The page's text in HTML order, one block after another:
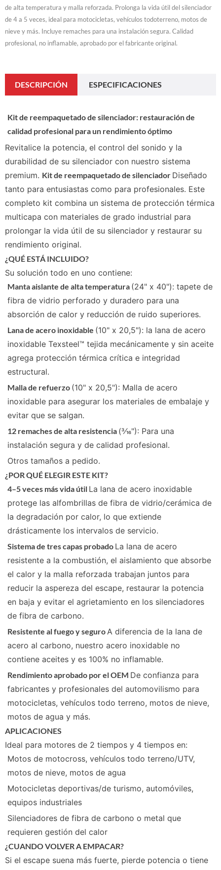
de alta temperatura y malla reforzada. Prolonga la vida útil del silenciador
de 4 a 5 veces, ideal para motocicletas, vehículos todoterreno, motos de
nieve y más. Incluye remaches para una instalación segura. Calidad
profesional, no inflamable, aprobado por el fabricante original.
DESCRIPCIÓN ESPECIFICACIONES
Kit de reempaquetado de silenciador: restauración de
calidad profesional para un rendimiento óptimo
Revitalice la potencia, el control del sonido y la
durabilidad de su silenciador con nuestro sistema
premium. Kit de reempaquetado de silenciador Diseñado
tanto para entusiastas como para profesionales. Este
completo kit combina un sistema de protección térmica
multicapa con materiales de grado industrial para
prolongar la vida útil de su silenciador y restaurar su
rendimiento original.
¿QUÉ ESTÁ INCLUIDO?
Su solución todo en uno contiene:
Manta aislante de alta temperatura (24" x 40"): tapete de
fibra de vidrio perforado y duradero para una
absorción de calor y reducción de ruido superiores.
Lana de acero inoxidable (10" x 20,5"): la lana de acero
inoxidable Texsteel™ tejida mecánicamente y sin aceite
agrega protección térmica crítica e integridad
estructural.
Malla de refuerzo (10" x 20,5"): Malla de acero
inoxidable para asegurar los materiales de embalaje y
evitar que se salgan.
12 remaches de alta resistencia (3⁄16"): Para una
instalación segura y de calidad profesional.
Otros tamaños a pedido.
¿POR QUÉ ELEGIR ESTE KIT?
4–5 veces más vida útil La lana de acero inoxidable
protege las alfombrillas de fibra de vidrio/cerámica de
la degradación por calor, lo que extiende
drásticamente los intervalos de servicio.
Sistema de tres capas probado La lana de acero
resistente a la combustión, el aislamiento que absorbe
el calor y la malla reforzada trabajan juntos para
reducir la aspereza del escape, restaurar la potencia
en baja y evitar el agrietamiento en los silenciadores
de fibra de carbono.
Resistente al fuego y seguro A diferencia de la lana de
acero al carbono, nuestro acero inoxidable no
contiene aceites y es 100% no inflamable.
Rendimiento aprobado por el OEM De confianza para
fabricantes y profesionales del automovilismo para
motocicletas, vehículos todo terreno, motos de nieve,
motos de agua y más.
APLICACIONES
Ideal para motores de 2 tiempos y 4 tiempos en:
Motos de motocross, vehículos todo terreno/UTV,
motos de nieve, motos de agua
Motocicletas deportivas/de turismo, automóviles,
equipos industriales
Silenciadores de fibra de carbono o metal que
requieren gestión del calor
¿CUANDO VOLVER A EMPACAR?
Si el escape suena más fuerte, pierde potencia o tiene